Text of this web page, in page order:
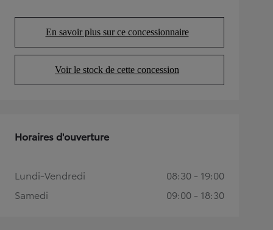
En savoir plus sur ce concessionnaire
(Opens in new tab)
Voir le stock de cette concession
(Opens in new tab)
Horaires d'ouverture
Lundi-Vendredi
08:30 - 19:00
Samedi
09:00 - 18:30